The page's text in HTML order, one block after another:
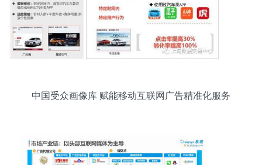
中国受众画像库 赋能移动互联网广告精准化服务